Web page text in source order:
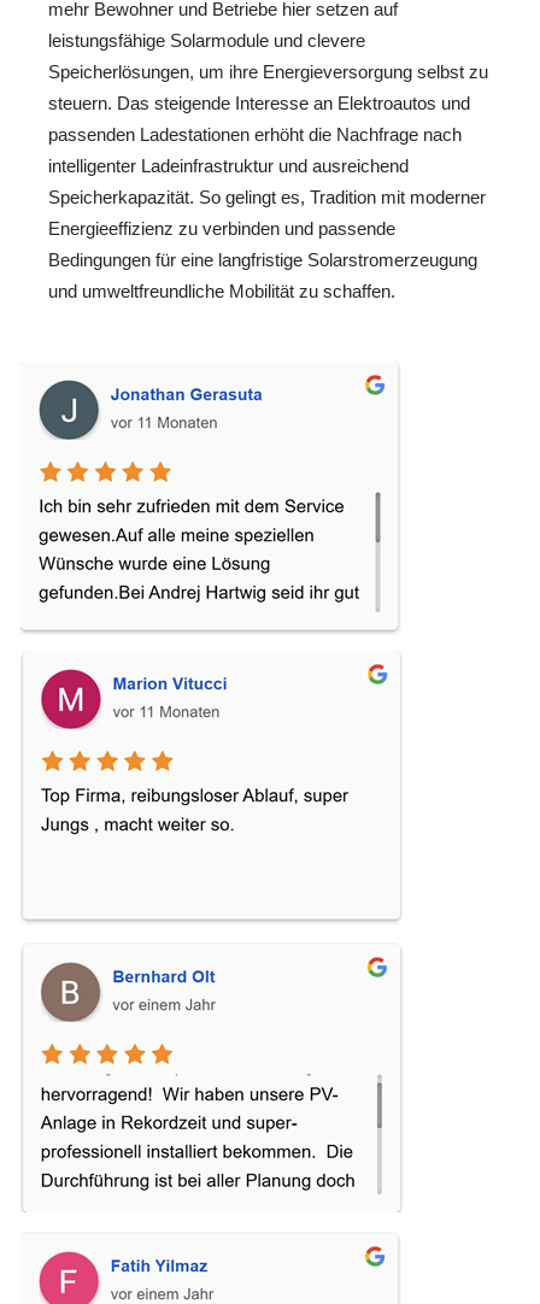
mehr Bewohner und Betriebe hier setzen auf
leistungsfähige Solarmodule und clevere
Speicherlösungen, um ihre Energieversorgung selbst zu
steuern. Das steigende Interesse an Elektroautos und
passenden Ladestationen erhöht die Nachfrage nach
intelligenter Ladeinfrastruktur und ausreichend
Speicherkapazität. So gelingt es, Tradition mit moderner
Energieeffizienz zu verbinden und passende
Bedingungen für eine langfristige Solarstromerzeugung
und umweltfreundliche Mobilität zu schaffen.